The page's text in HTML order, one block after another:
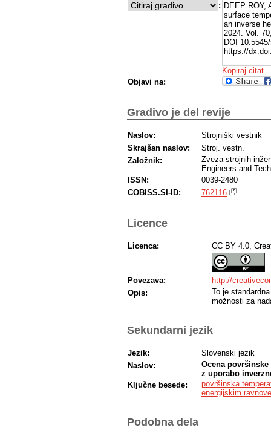
: DEEP ROY,
surface
an inverse
2024. Vol.
DOI
https://
Kopiraj citat
Objavi na:
Gradivo je del revije
Naslov:
Strojniški vestnik
Skrajšan naslov:
Stroj. vestn.
Založnik:
Zveza strojnih
Engineers and
ISSN:
0039-2480
COBISS.SI-ID:
762116
Licence
Licenca: CC BY 4.0,
Povezava:
http://
Opis:
To je
možnosti za
Sekundarni jezik
Jezik:
Slovenski jezik
Naslov:
Ocena
z uporabo
Ključne besede:
površinska
energijskim
Podobna dela